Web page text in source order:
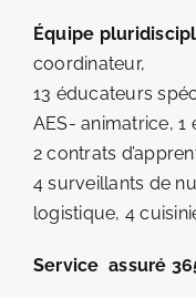
Équipe
coordinateur,
13 éducateurs
AES- animatrice,
2 contrats
4 surveillants de
logistique, 4
Service assuré